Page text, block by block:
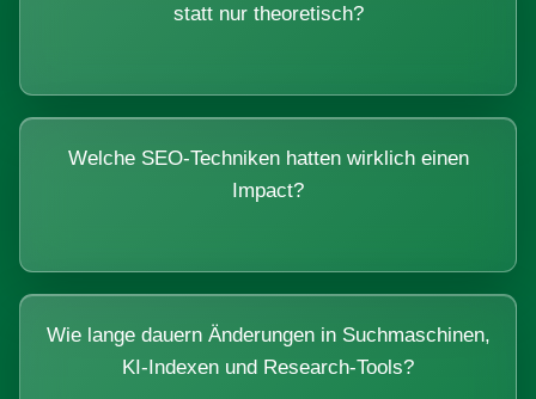
statt nur theoretisch?
Welche SEO-Techniken hatten wirklich einen
Impact?
Wie lange dauern Änderungen in Suchmaschinen,
KI-Indexen und Research-Tools?